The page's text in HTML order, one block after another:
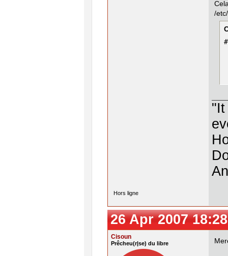
/
"It
Hors ligne
26 Apr 2007
Cisoun
Prêcheu(r|se) du libre